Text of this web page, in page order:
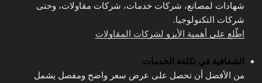
شهادات لمصانع، شركات خدمات، شركات مقاولات، وحتى
شركات التكنولوجيا.
اطّلع على أهمية الأيزو لشركات المقاولات
الشفافية في تكلفة الخدمات
من الأفضل أن تحصل على عرض سعر واضح ومفصل يشمل